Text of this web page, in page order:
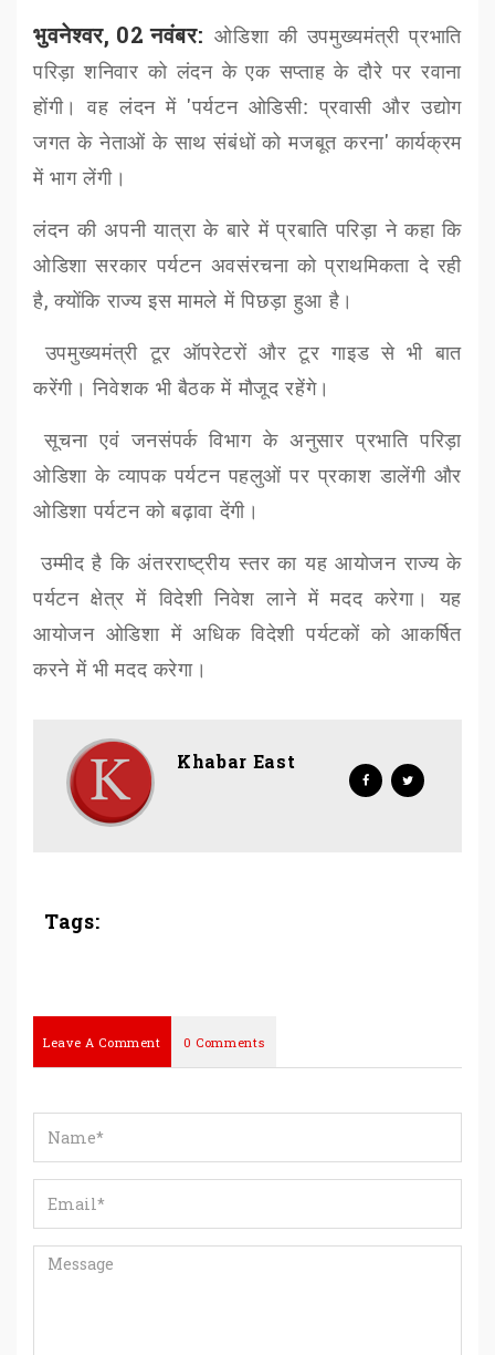
भुवनेश्वर, 02 नवंबर: ओडिशा की उपमुख्यमंत्री प्रभाति
परिड़ा शनिवार को लंदन के एक सप्ताह के दौरे पर रवाना
होंगी।वह लंदन में 'पर्यटन ओडिसी: प्रवासी और उद्योग
जगत के नेताओं के साथ संबंधों को मजबूत करना'कार्यक्रम
में भाग लेंगी।
लंदन की अपनी यात्रा के बारे में प्रबाति परिड़ा ने कहा कि
ओडिशा सरकार पर्यटन अवसंरचना को प्राथमिकता दे रही
है,क्योंकि राज्य इस मामले में पिछड़ा हुआ है।
उपमुख्यमंत्री टूर ऑपरेटरों और टूर गाइड से भी बात
करेंगी। निवेशक भी बैठक में मौजूद रहेंगे।
सूचना एवं जनसंपर्क विभाग के अनुसार प्रभाति परिड़ा
ओडिशा के व्यापक पर्यटन पहलुओं पर प्रकाश डालेंगी और
ओडिशा पर्यटन को बढ़ावा देंगी।
उम्मीद है कि अंतरराष्ट्रीय स्तर का यह आयोजन राज्य के
पर्यटन क्षेत्र में विदेशी निवेश लाने में मदद करेगा। यह
आयोजन ओडिशा में अधिक विदेशी पर्यटकों को आकर्षित
करने में भी मदद करेगा।
Khabar East
Tags:
Leave A Comment 0 Comments